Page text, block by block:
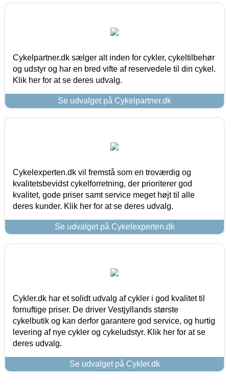
Cykelpartner.dk sælger alt inden for cykler, cykeltilbehør
og udstyr og har en bred vifte af reservedele til din cykel.
Klik her for at se deres udvalg.
Se udvalget på Cykelpartner.dk
Cykelexperten.dk vil fremstå som en troværdig og
kvalitetsbevidst cykelforretning, der prioriterer god
kvalitet, gode priser samt service meget højt til alle
deres kunder. Klik her for at se deres udvalg.
Se udvalget på Cykelexperten.dk
Cykler.dk har et solidt udvalg af cykler i god kvalitet til
fornuftige priser. De driver Vestjyllands største
cykelbutik og kan derfor garantere god service, og hurtig
levering af nye cykler og cykeludstyr. Klik her for at se
deres udvalg.
Se udvalget på Cykler.dk